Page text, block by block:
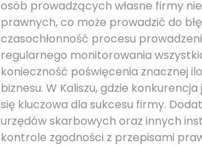
osób prowadzących własne firmy
prawnych, co może prowadzić do
czasochłonność procesu
regularnego monitorowania
konieczność poświęcenia znacznej
biznesu. W Kaliszu, gdzie
się kluczowa dla sukcesu firmy.
urzędów skarbowych oraz innych
kontrole zgodności z przepisami